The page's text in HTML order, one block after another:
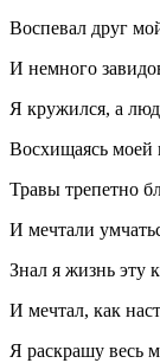
Воспевал друг
И немного
Я кружился, а
Восхищаясь моей
Травы трепетно
И мечтали
Знал я жизнь эту
И мечтал, как
Я раскрашу весь